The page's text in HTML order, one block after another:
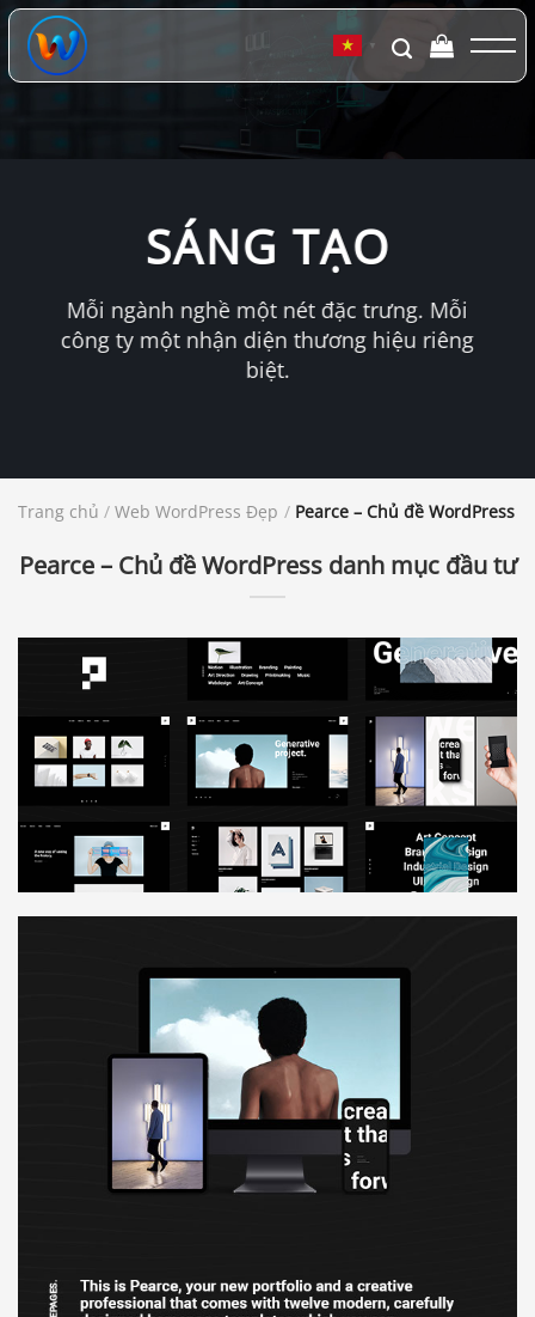
Chuyển
đến
dung
▼
SÁNG TẠO
Mỗi ngành nghề một nét đặc trưng. Mỗi
công ty một nhận diện thương hiệu riêng
biệt.
Trang chủ / Web WordPress Đẹp / Pearce – Chủ đề WordPress
Pearce – Chủ đề WordPress danh mục đầu tư